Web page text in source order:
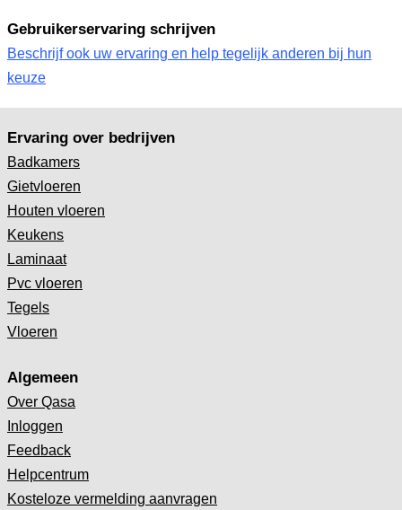
Gebruikerservaring schrijven
Beschrijf ook uw ervaring en help tegelijk anderen bij hun
keuze
Ervaring over bedrijven
Badkamers
Gietvloeren
Houten vloeren
Keukens
Laminaat
Pvc vloeren
Tegels
Vloeren
Algemeen
Over Qasa
Inloggen
Feedback
Helpcentrum
Kosteloze vermelding aanvragen